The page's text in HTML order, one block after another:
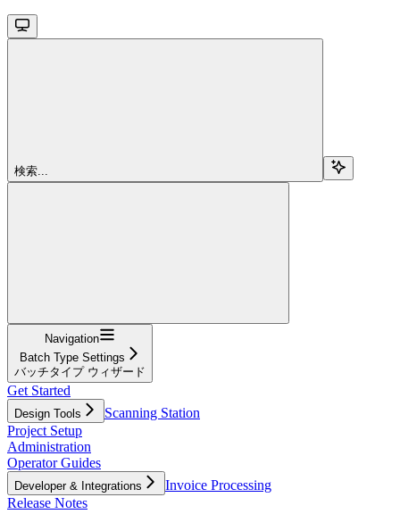
検索...
Navigation
Batch Type Settings
バッチタイプ ウィザード
Get Started
Design Tools
Scanning Station
Project Setup
Administration
Operator Guides
Developer & Integrations
Invoice Processing
Release Notes